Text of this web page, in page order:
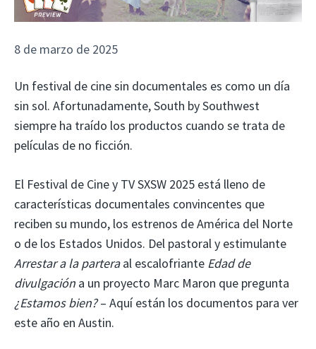
8 de marzo de 2025
Un festival de cine sin documentales es como un día
sin sol. Afortunadamente, South by Southwest
siempre ha traído los productos cuando se trata de
películas de no ficción.
El Festival de Cine y TV SXSW 2025 está lleno de
características documentales convincentes que
reciben su mundo, los estrenos de América del Norte
o de los Estados Unidos. Del pastoral y estimulante
Arrestar a la parteraal escalofriante Edad de
divulgación a un proyecto Marc Maron que pregunta
¿Estamos bien?– Aquí están los documentos para ver
este año en Austin.